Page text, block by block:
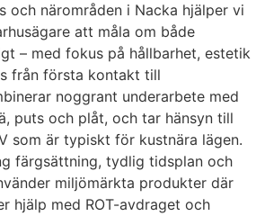
och närområden i Nacka hjälper vi
att måla om både
– med fokus på hållbarhet, estetik
från första kontakt till
noggrant underarbete med
puts och plåt, och tar hänsyn till
som är typiskt för kustnära lägen.
färgsättning, tydlig tidsplan och
miljömärkta produkter där
hjälp med ROT-avdraget och